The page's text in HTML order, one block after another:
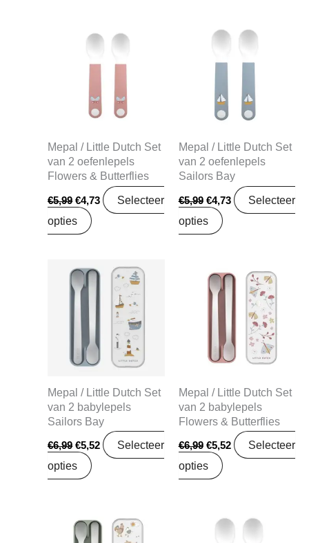
Mepal / Little Dutch Set
van 2 oefenlepels
Flowers & Butterflies
€5,99
prijs
€4,73
prijs
Selecteer
opties
Mepal / Little Dutch Set
van 2 oefenlepels
Sailors Bay
€5,99
prijs
€4,73
prijs
Selecteer
opties
Mepal / Little Dutch Set
van 2 babylepels
Sailors Bay
€6,99
Oorspronkelijke
prijs
was:
€5,52
Huidige
prijs
€5,52.
Selecteer
opties
Mepal / Little Dutch Set
van 2 babylepels
Flowers & Butterflies
€6,99
prijs
was:
€6,99.
€5,52
prijs
€5,52.
Selecteer
opties
prijs
was:
prijs
prijs
prijs